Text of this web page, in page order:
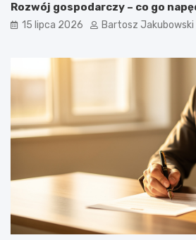
Rozwój gospodarczy – co go
15 lipca 2026 Bartosz Jakubowski